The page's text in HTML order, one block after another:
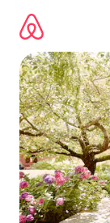
sadržaj